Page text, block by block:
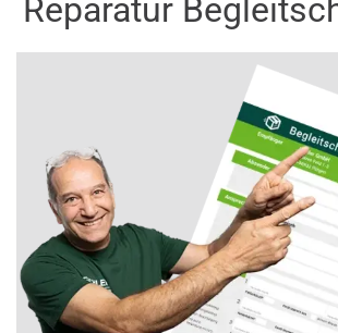
Reparatur